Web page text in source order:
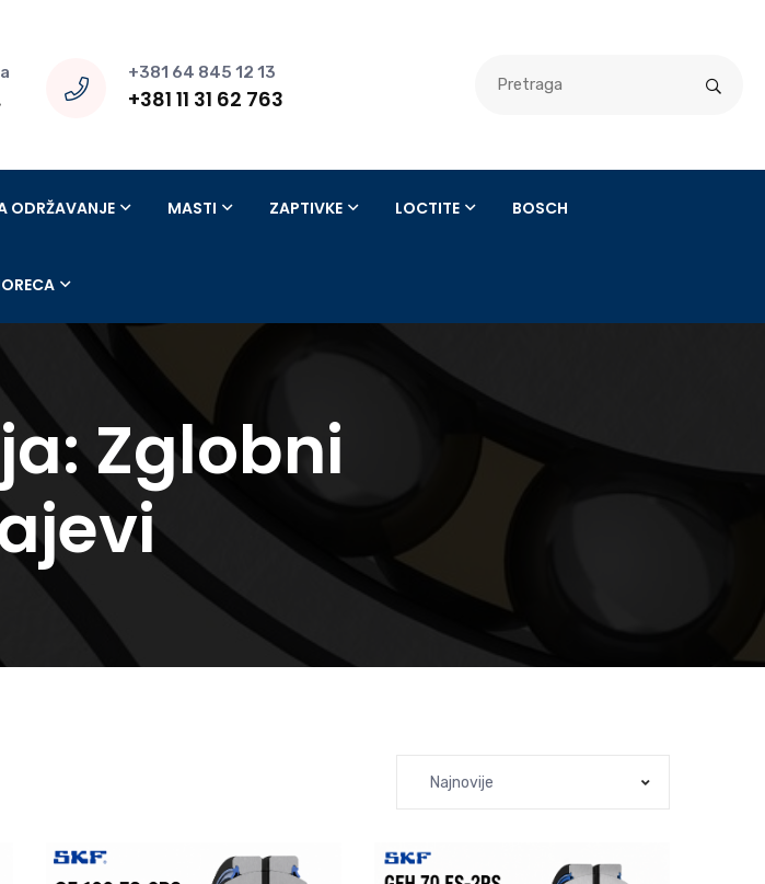
+381 64 845 12 13
+381 11 31 62 763
ODRŽAVANJE MASTI ZAPTIVKE LOCTITE BOSCH
Zglobni
Najnovije